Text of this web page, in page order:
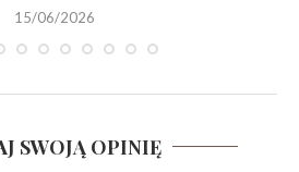
15/06/2026
SWOJĄ OPINIĘ